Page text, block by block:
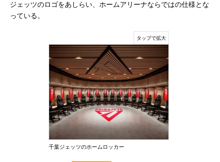
ジェッツのロゴをあしらい、ホームアリーナならではの仕様とな
っている。
千葉ジェッツのホームロッカー